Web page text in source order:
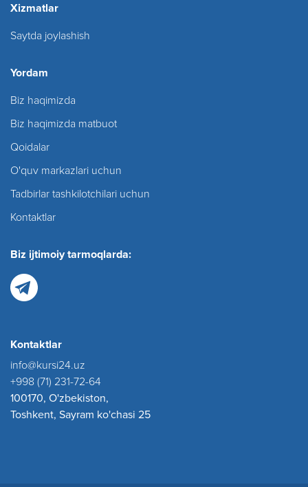
Xizmatlar
Saytda joylashish
Yordam
Biz haqimizda
Biz haqimizda matbuot
Qoidalar
O'quv markazlari uchun
Tadbirlar tashkilotchilari uchun
Kontaktlar
Biz ijtimoiy tarmoqlarda:
Kontaktlar
info@kursi24.uz
+998 (71) 231-72-64
100170, O'zbekiston,
Toshkent, Sayram ko'chasi 25